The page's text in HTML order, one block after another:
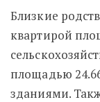
Близкие
квартирой
площадью
зданиями.